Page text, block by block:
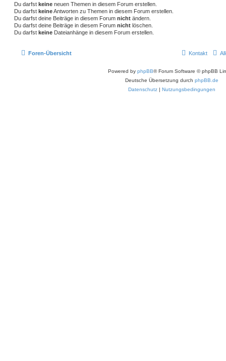
Du darfst keine neuen Themen in diesem Forum erstellen.
Du darfst keineAntworten zu Themen in diesem Forum erstellen.
Du darfst deine Beiträge in diesem Forum nicht ändern.
Du darfst deine Beiträge in diesem Forum nicht löschen.
Du darfst keine Dateianhänge in diesem Forum erstellen.
Foren-Übersicht Kontakt
Powered by phpBB® Forum Software © phpBB
Deutsche Übersetzung durch phpBB.de
Datenschutz | Nutzungsbedingungen